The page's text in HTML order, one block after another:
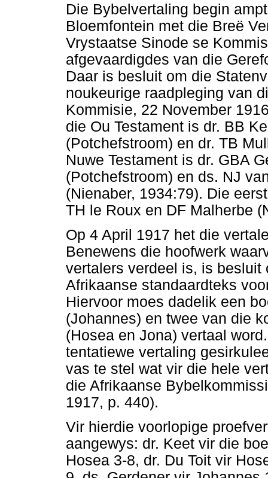
Die Bybelvertaling begin
Bloemfontein met die Breë
Vrystaatse Sinode se
afgevaardigdes van die
Daar is besluit om die
noukeurige raadpleging van
Kommisie, 22 November
die Ou Testament is dr. BB
(Potchefstroom) en dr. TB
Nuwe Testament is dr. GBA
(Potchefstroom) en ds. NJ
(Nienaber, 1934:79). Die
TH le Roux en DF Malherbe
Op 4 April 1917 het die
Benewens die hoofwerk
vertalers verdeel is, is
Afrikaanse standaardteks
Hiervoor moes dadelik een
(Johannes) en twee van die
(Hosea en Jona) vertaal
tentatiewe vertaling
vas te stel wat vir die hele
die Afrikaanse
1917, p. 440).
Vir hierdie voorlopige
aangewys: dr. Keet vir die
Hosea 3-8, dr. Du Toit vir